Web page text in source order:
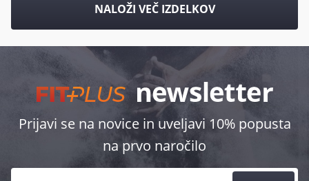
NALOŽI VEČ IZDELKOV
Prijavi se na novice in uveljavi 10% popusta
na prvo naročilo